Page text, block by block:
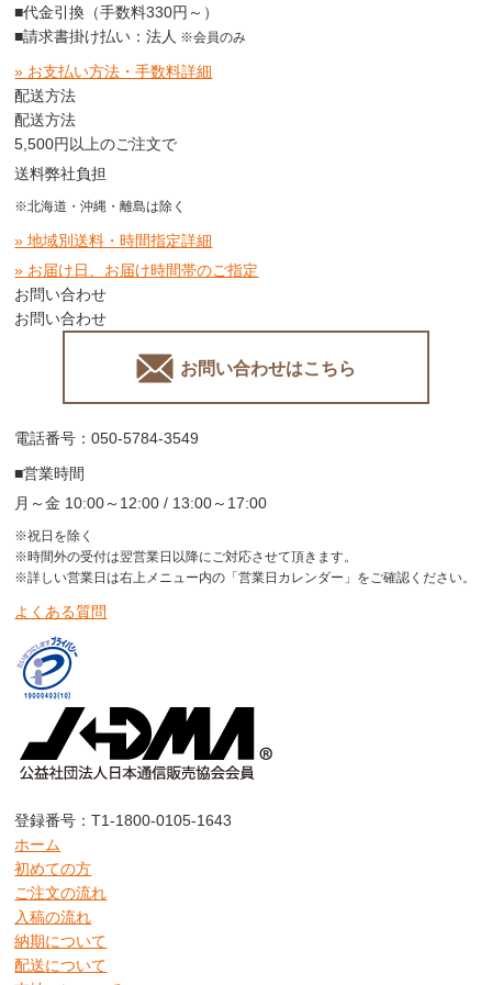
■代金引換（手数料330円～）
■請求書掛け払い：法人 ※会員のみ
» お支払い方法・手数料詳細
配送方法
配送方法
5,500円以上のご注文で
送料弊社負担
※北海道・沖縄・離島は除く
» 地域別送料・時間指定詳細
» お届け日、お届け時間帯のご指定
お問い合わせ
お問い合わせ
お問い合わせはこちら
電話番号：050-5784-3549
■営業時間
月～金 10:00～12:00 / 13:00～17:00
※祝日を除く
※時間外の受付は翌営業日以降にご対応させて頂きます。
※詳しい営業日は右上メニュー内の「営業日カレンダー」をご確認ください。
よくある質問
登録番号：T1-1800-0105-1643
ホーム
初めての方
ご注文の流れ
入稿の流れ
納期について
配送について